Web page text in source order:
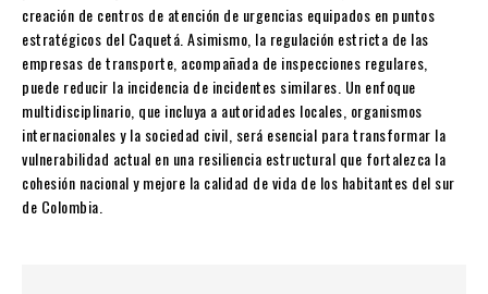
creación de centros de atención de urgencias equipados en puntos
estratégicos del Caquetá. Asimismo, la regulación estricta de las
empresas de transporte, acompañada de inspecciones regulares,
puede reducir la incidencia de incidentes similares. Un enfoque
multidisciplinario, que incluya a autoridades locales, organismos
internacionales y la sociedad civil, será esencial para transformar la
vulnerabilidad actual en una resiliencia estructural que fortalezca la
cohesión nacional y mejore la calidad de vida de los habitantes del sur
de Colombia.